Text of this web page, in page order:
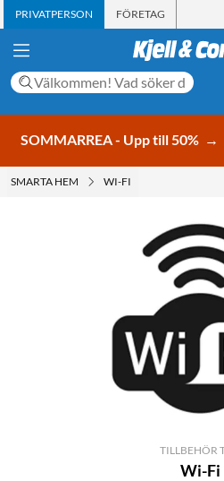
PRIVATPERSON FÖRETAG
SOMMARREA - Upp till 50% →
SMARTA HEM WI-FI
TILLBEHÖR
Wi-Fi